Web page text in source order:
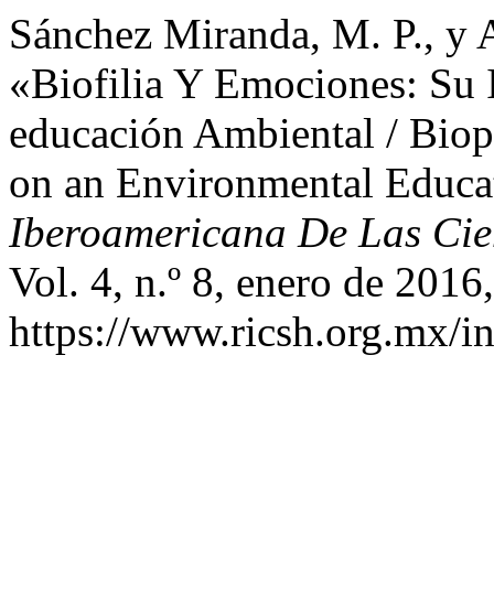
Sánchez Miranda, M. P., y
«Biofilia Y Emociones: Su
educación Ambiental /
on an Environmental
Iberoamericana De Las
Vol. 4, n.º 8, enero de
https://www.ricsh.org.mx/